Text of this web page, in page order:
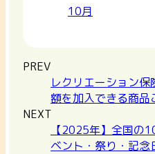
10月
PREV
レクリエーション
額を加入できる商品
NEXT
【2025年】全国の
ベント・祭り・記念